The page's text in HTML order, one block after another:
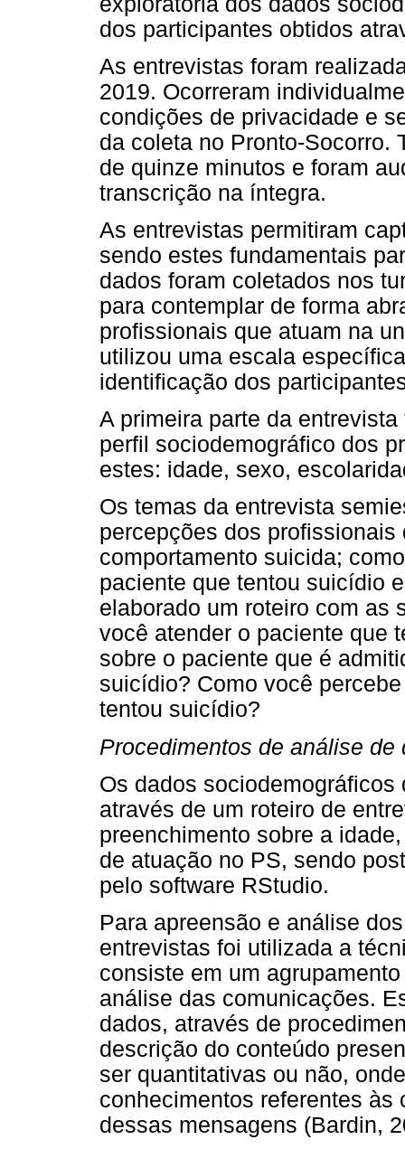
dos participantes obtidos
As entrevistas foram
2019. Ocorreram
condições de privacidade e
da coleta no Pronto-Socorro.
de quinze minutos e foram
transcrição na íntegra.
As entrevistas permitiram
sendo estes fundamentais
dados foram coletados nos
para contemplar de forma
profissionais que atuam na
utilizou uma escala
identificação dos
A primeira parte da
perfil sociodemográfico dos
estes: idade, sexo,
Os temas da entrevista
percepções dos
comportamento suicida;
paciente que tentou suicídio
elaborado um roteiro com as
você atender o paciente que
sobre o paciente que é
suicídio? Como você
tentou suicídio?
Procedimentos de análise de
Os dados
através de um roteiro de
preenchimento sobre a
de atuação no PS, sendo
pelo software RStudio.
Para apreensão e análise
entrevistas foi utilizada a
consiste em um
análise das comunicações.
dados, através de
descrição do conteúdo
ser quantitativas ou não,
conhecimentos referentes
dessas mensagens (Bardin,